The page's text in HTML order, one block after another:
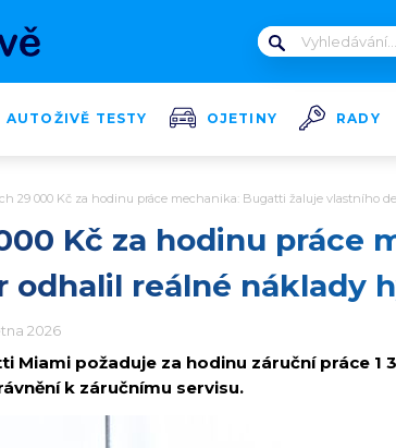
AUTOŽIVĚ TESTY OJETINY RADY
29 000 Kč za hodinu práce mechanika: Bugatti žaluje vlastního
Kč za hodinu práce
odhalil reálné náklady
2026
Miami požaduje za hodinu záruční práce 1
k záručnímu servisu.